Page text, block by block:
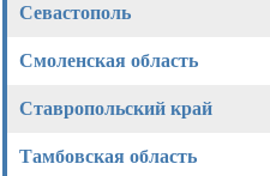
Севастополь
Смоленская область
Ставропольский край
Тамбовская область